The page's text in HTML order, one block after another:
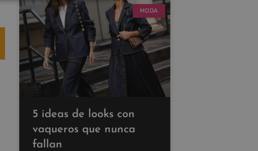
MODA
5 ideas de looks con
vaqueros que nunca
fallan